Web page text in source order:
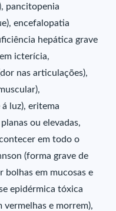
pancitopenia
encefalopatia
hepática grave
icterícia,
nas articulações),
luz), eritema
ou elevadas,
em todo o
(forma grave de
bolhas em mucosas e
epidérmica tóxica
vermelhas e morrem),